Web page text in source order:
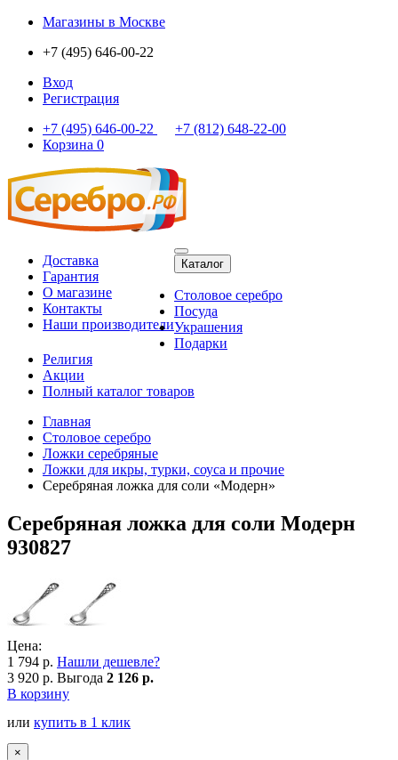
Магазины в Москве
+7 (495) 646-00-22
Вход
Регистрация
+7 (495) 646-00-22
+7 (812) 648-22-00
Корзина 0
Доставка
Гарантия
О магазине
Контакты
Наши производители
Каталог
Столовое серебро
Посуда
Украшения
Подарки
Религия
Акции
Полный каталог товаров
Главная
Столовое серебро
Ложки серебряные
Ложки для икры, турки, соуса и прочие
Серебряная ложка для соли «Модерн»
Серебряная ложка для соли Модерн
930827
Цена:
1 794 р. Нашли дешевле?
3 920 р. Выгода 2 126 р.
В корзину
или купить в 1 клик
×